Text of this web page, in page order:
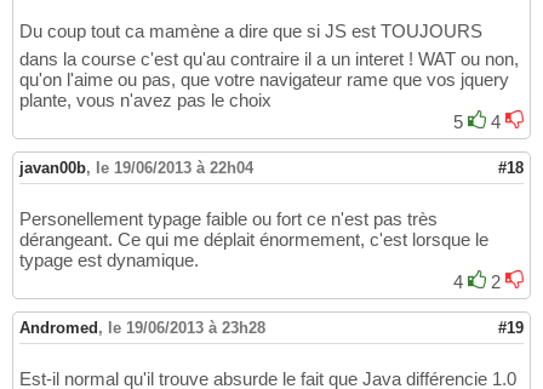
Du coup tout ca mamène a dire que si JS est TOUJOURS
dans la course c'est qu'au contraire il a un interet ! WAT ou non,
qu'on l'aime ou pas, que votre navigateur rame que vos jquery
plante, vous n'avez pas le choix
5
4
javan00b, le 19/06/2013 à 22h04 #18
Personellement typage faible ou fort ce n'est pas très
dérangeant. Ce qui me déplait énormement, c'est lorsque le
typage est dynamique.
4
2
Andromed , le 19/06/2013 à 23h28 #19
Est-il normal qu'il trouve absurde le fait que Java différencie 1.0